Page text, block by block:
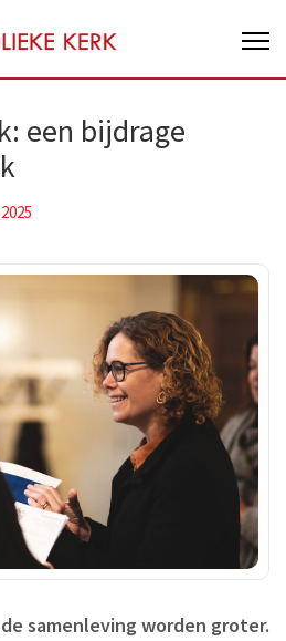
van Nederland
een bijdrage
samenleving worden groter.